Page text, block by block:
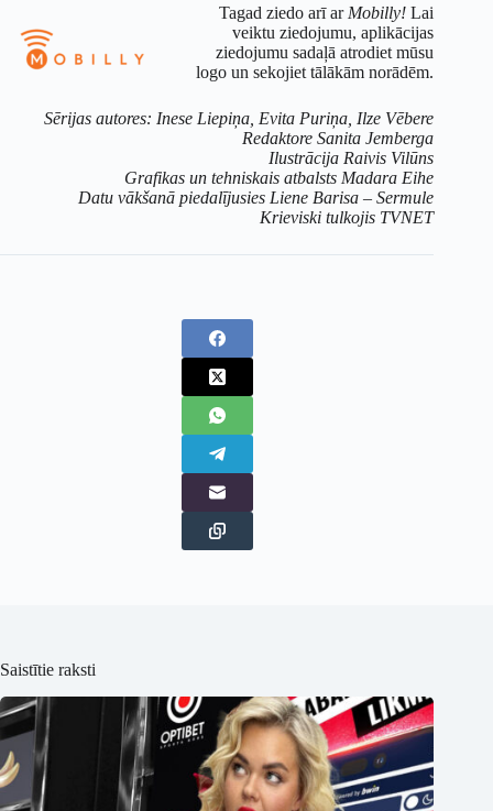
Tagad ziedo arī ar Mobilly! Lai
veiktu ziedojumu, aplikācijas
ziedojumu sadaļā atrodiet mūsu
logo un sekojiet tālākām norādēm.
Sērijas autores: Inese Liepiņa, Evita Puriņa, Ilze Vēbere
Redaktore Sanita Jemberga
Ilustrācija Raivis Vilūns
Grafikas un tehniskais atbalsts Madara Eihe
Datu vākšanā piedalījusies Liene Barisa – Sermule
Krieviski tulkojis TVNET
Saistītie raksti